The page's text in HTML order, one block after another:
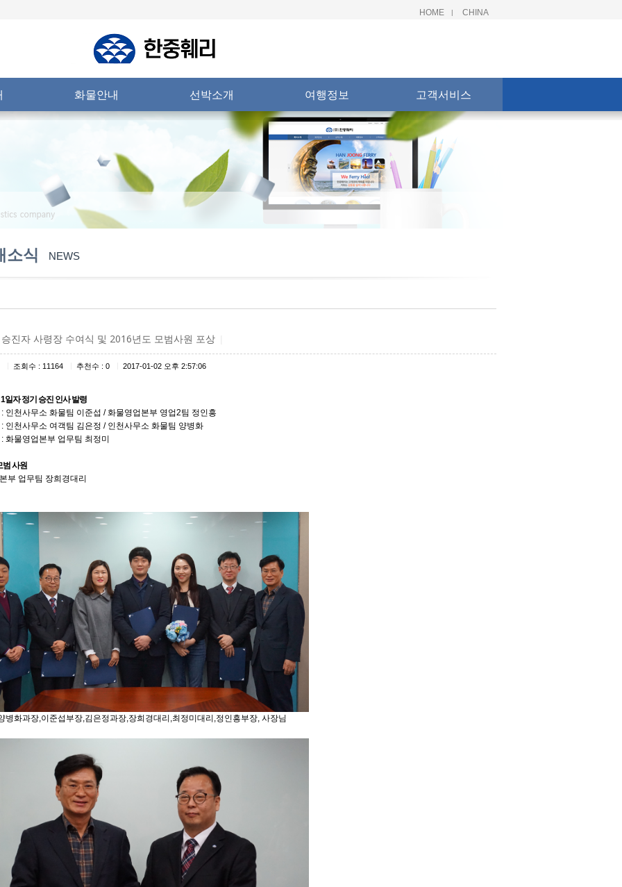
HOME | CHINA
화물안내 선박소개 여행정보 고객서비스
소식 NEWS
진자 사령장 수여식 및 2016년도 모범사원 포상
조회수 : 11164 추천수 : 0 2017-01-02 오후 2:57:06
일자 정기 승진 인사 발령
인천사무소 화물팀 이준섭 / 화물영업본부 영업2팀 정인흥
인천사무소 여객팀 김은정 / 인천사무소 화물팀 양병화
물영업본부 업무팀 최정미
범 사원
부 업무팀 장희경대리
병화과장,이준섭부장,김은정과장,장희경대리,최정미대리,정인흥부장, 사장님